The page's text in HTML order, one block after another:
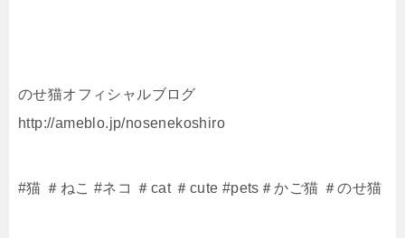
のせ猫オフィシャルブログ
http://ameblo.jp/nosenekoshiro
#猫 ＃ねこ #ネコ ＃cat ＃cute #pets＃かご猫 ＃のせ猫